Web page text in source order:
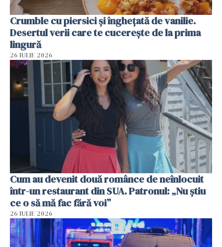
Crumble cu piersici și înghețată de vanilie.
Desertul verii care te cucerește de la prima
lingură
26 IULIE 2026
Cum au devenit două românce de neînlocuit
într-un restaurant din SUA. Patronul: „Nu știu
ce o să mă fac fără voi”
26 IULIE 2026